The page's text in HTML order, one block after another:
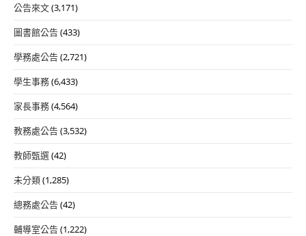
公告來文(3,171)
圖書館公告(433)
學務處公告(2,721)
學生事務(6,433)
家長事務(4,564)
教務處公告(3,532)
教師甄選(42)
未分類(1,285)
總務處公告(42)
輔導室公告(1,222)